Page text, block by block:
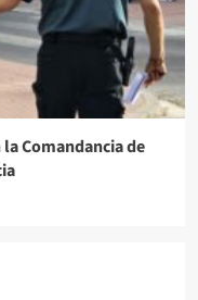
Comandancia de